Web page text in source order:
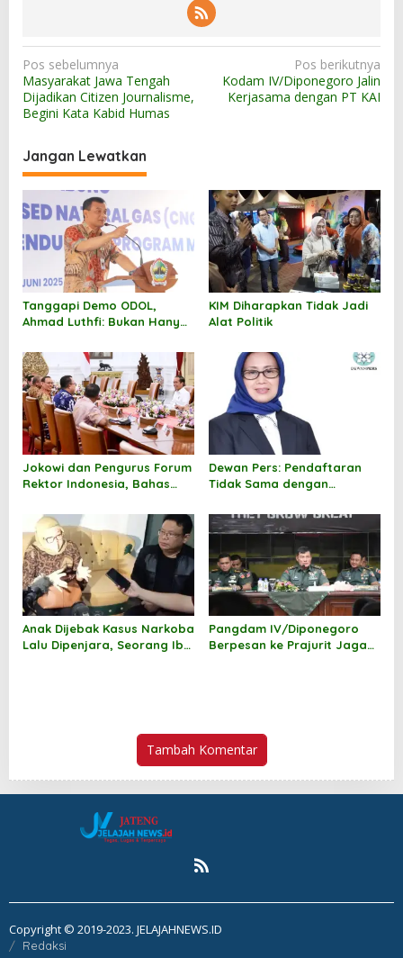
N
a
v
g
a
s
i
o
s
Pos sebelumnya
Masyarakat Jawa Tengah
Dijadikan Citizen Journalisme,
Begini Kata Kabid Humas
Pos berikutnya
Kodam IV/Diponegoro Jalin
Kerjasama dengan PT KAI
Jangan Lewatkan
Tanggapi Demo ODOL,
Ahmad Luthfi: Bukan Hanya
Sosial
KIM Diharapkan Tidak Jadi
Alat Politik
Jokowi dan Pengurus Forum
Rektor Indonesia, Bahas
2045
Dewan Pers: Pendaftaran
Tidak Sama dengan
Anak Dijebak Kasus Narkoba
Lalu Dipenjara, Seorang Ibu
Pangdam IV/Diponegoro
Berpesan ke Prajurit Jaga
Tambah Komentar
Copyright © 2019-2023. JELAJAHNEWS.ID
Redaksi